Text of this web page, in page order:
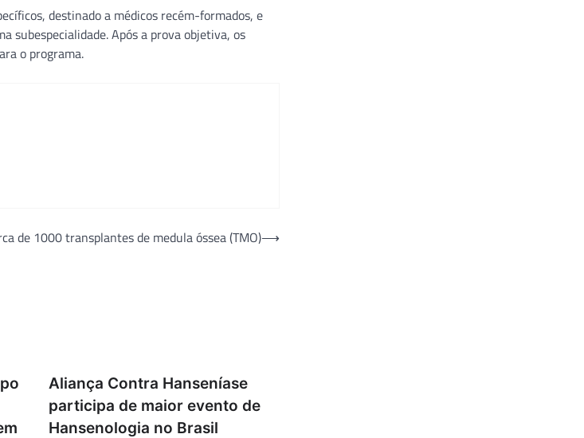
destinado a médicos recém-formados, e
subespecialidade. Após a prova objetiva, os
o programa.
de 1000 transplantes de medula óssea (TMO)⟶
Aliança Contra Hanseníase
participa de maior evento de
Hansenologia no Brasil